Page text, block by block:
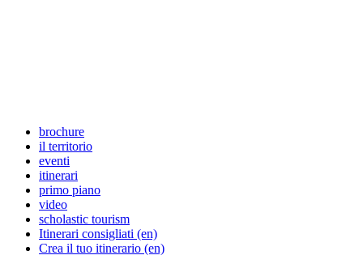
brochure
il territorio
eventi
itinerari
primo piano
video
scholastic tourism
Itinerari consigliati (en)
Crea il tuo itinerario (en)